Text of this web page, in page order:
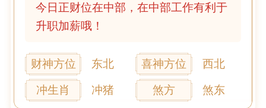
今日正财位在中部，在中部工作有利于
升职加薪哦！
财神方位 东北 喜神方位 西北
冲生肖 冲猪 煞方 煞东